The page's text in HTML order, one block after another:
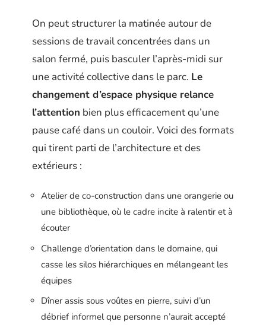
On peut structurer la matinée autour de
sessions de travail concentrées dans un
salon fermé, puis basculer l’après-midi sur
une activité collective dans le parc. Le
changement d’espace physique relance
l’attention bien plus efficacement qu’une
pause café dans un couloir. Voici des formats
qui tirent parti de l’architecture et des
extérieurs :
Atelier de co-construction dans une orangerie ou
une bibliothèque, où le cadre incite à ralentir et à
écouter
Challenge d’orientation dans le domaine, qui
casse les silos hiérarchiques en mélangeant les
équipes
Dîner assis sous voûtes en pierre, suivi d’un
débrief informel que personne n’aurait accepté